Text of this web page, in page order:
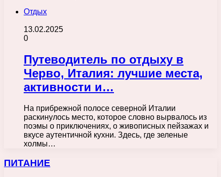
Отдых
13.02.2025
0
Путеводитель по отдыху в
Черво, Италия: лучшие места,
активности и…
На прибрежной полосе северной Италии
раскинулось место, которое словно вырвалось из
поэмы о приключениях, о живописных пейзажах и
вкусе аутентичной кухни. Здесь, где зеленые
холмы…
ПИТАНИЕ